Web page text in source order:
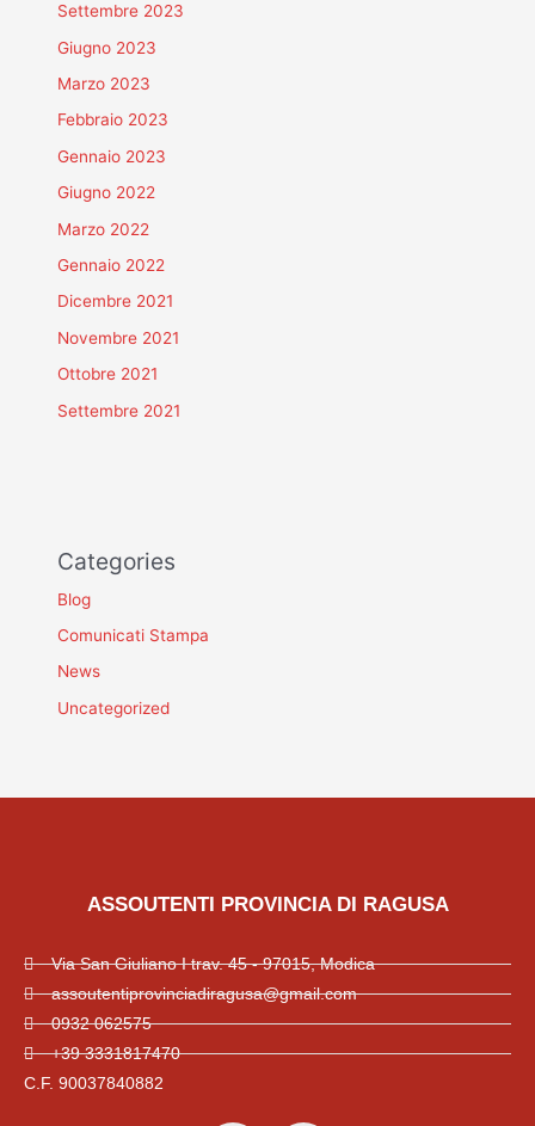
Settembre 2023
Giugno 2023
Marzo 2023
Febbraio 2023
Gennaio 2023
Giugno 2022
Marzo 2022
Gennaio 2022
Dicembre 2021
Novembre 2021
Ottobre 2021
Settembre 2021
Categories
Blog
Comunicati Stampa
News
Uncategorized
ASSOUTENTI PROVINCIA DI RAGUSA
Via San Giuliano I trav. 45 - 97015, Modica
assoutentiprovinciadiragusa@gmail.com
0932 062575
+39 3331817470
C.F. 90037840882